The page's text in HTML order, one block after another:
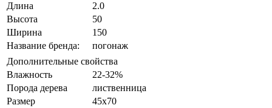
Длина
2.0
Высота
50
Ширина
150
Название бренда:
погонаж
Дополнительные свойства
Влажность
22-32%
Порода дерева
лиственница
Размер
45х70